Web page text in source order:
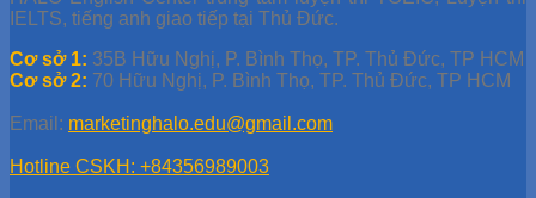
IELTS, tiếng anh giao tiếp tại Thủ Đức.
Cơ sở 1: 35B Hữu Nghị, P. Bình Thọ, TP. Thủ Đức, TP HCM
Cơ sở 2: 70 Hữu Nghị, P. Bình Thọ, TP. Thủ Đức, TP HCM
Email: marketinghalo.edu@gmail.com
Hotline CSKH: +84356989003